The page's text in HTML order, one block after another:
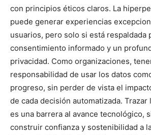
con principios éticos claros. La
puede generar experiencias
usuarios, pero solo si está respaldada
consentimiento informado y un
privacidad. Como organizaciones,
responsabilidad de usar los datos
progreso, sin perder de vista el
de cada decisión automatizada.
es una barrera al avance tecnológico,
construir confianza y sostenibilidad a